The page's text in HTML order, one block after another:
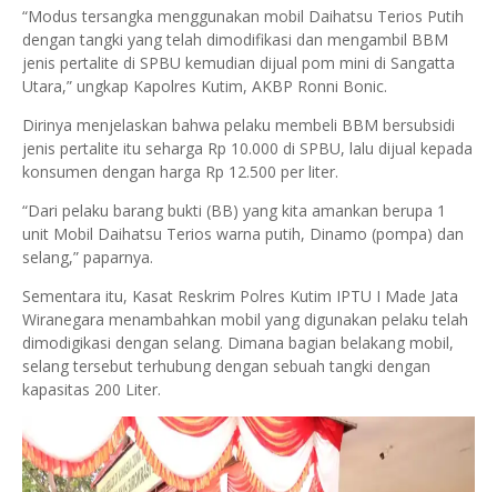
“Modus tersangka menggunakan mobil Daihatsu Terios Putih
dengan tangki yang telah dimodifikasi dan mengambil BBM
jenis pertalite di SPBU kemudian dijual pom mini di Sangatta
Utara,” ungkap Kapolres Kutim, AKBP Ronni Bonic.
Dirinya menjelaskan bahwa pelaku membeli BBM bersubsidi
jenis pertalite itu seharga Rp 10.000 di SPBU, lalu dijual kepada
konsumen dengan harga Rp 12.500 per liter.
“Dari pelaku barang bukti (BB) yang kita amankan berupa 1
unit Mobil Daihatsu Terios warna putih, Dinamo (pompa) dan
selang,” paparnya.
Sementara itu, Kasat Reskrim Polres Kutim IPTU I Made Jata
Wiranegara menambahkan mobil yang digunakan pelaku telah
dimodigikasi dengan selang. Dimana bagian belakang mobil,
selang tersebut terhubung dengan sebuah tangki dengan
kapasitas 200 Liter.